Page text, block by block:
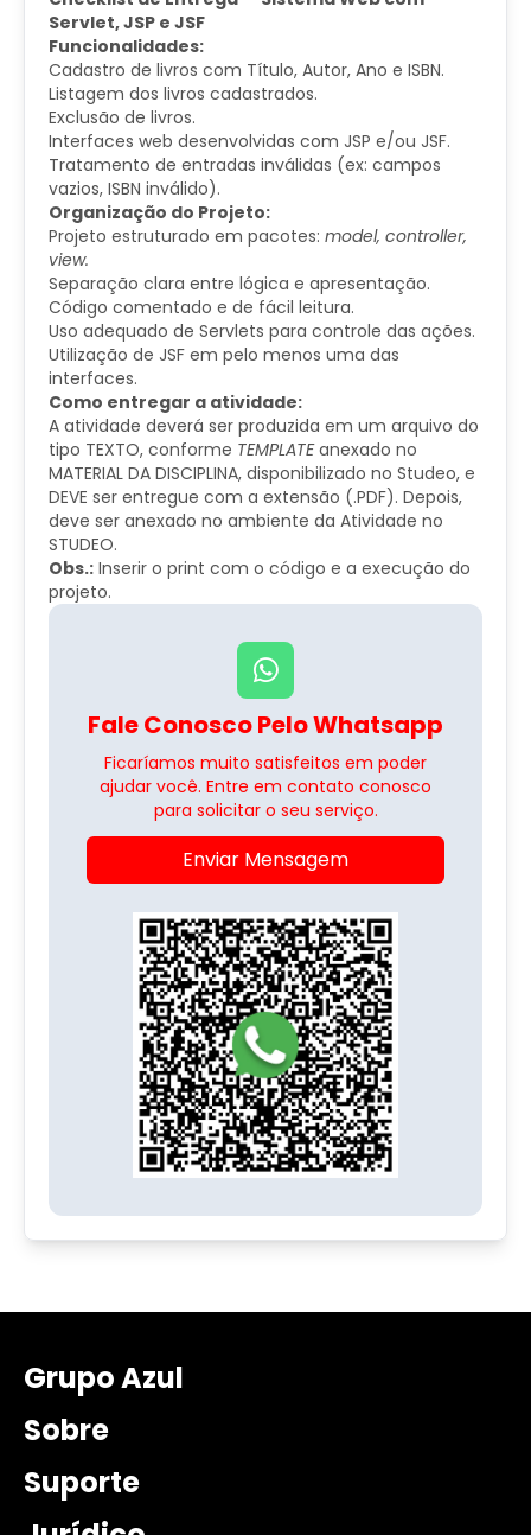
Servlet, JSP e JSF
Funcionalidades:
Cadastro de livros com Título, Autor, Ano e ISBN.
Listagem dos livros cadastrados.
Exclusão de livros.
Interfaces web desenvolvidas com JSP e/ou JSF.
Tratamento de entradas inválidas (ex: campos
vazios, ISBN inválido).
Organização do Projeto:
Projeto estruturado em pacotes: model, controller,
view.
Separação clara entre lógica e apresentação.
Código comentado e de fácil leitura.
Uso adequado de Servlets para controle das ações.
Utilização de JSF em pelo menos uma das
interfaces.
Como entregar a atividade:
A atividade deverá ser produzida em um arquivo do
tipo TEXTO, conforme TEMPLATEanexado no
MATERIAL DA DISCIPLINA, disponibilizado no Studeo, e
DEVE ser entregue com a extensão (.PDF). Depois,
deve ser anexado no ambiente da Atividade no
STUDEO.
Obs.: Inserir o print com o código e a execução do
projeto.
Fale Conosco Pelo Whatsapp
Ficaríamos muito satisfeitos em poder
ajudar você. Entre em contato conosco
para solicitar o seu serviço.
Enviar Mensagem
Grupo Azul
Sobre
Suporte